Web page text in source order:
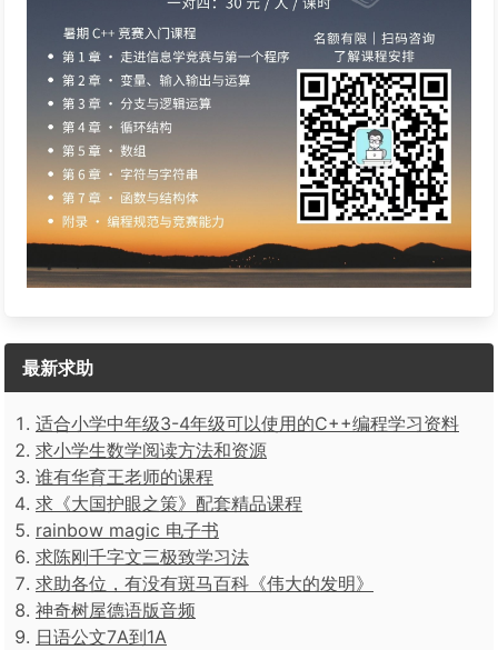
最新求助
适合小学中年级3-4年级可以使用的C++编程学习资料
求小学生数学阅读方法和资源
谁有华育王老师的课程
求《大国护眼之策》配套精品课程
rainbow magic 电子书
求陈刚千字文三极致学习法
求助各位，有没有斑马百科《伟大的发明》
神奇树屋德语版音频
日语公文7A到1A